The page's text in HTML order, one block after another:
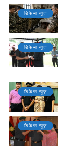
डिफेन्स न्यूज़
डिफेन्स न्यूज़
डिफेन्स न्यूज़
डिफेन्स न्यूज़